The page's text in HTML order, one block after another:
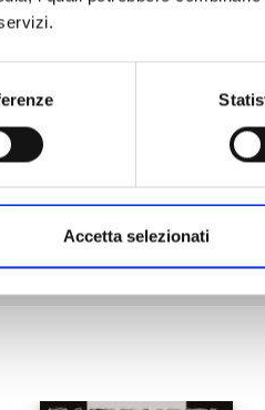
Accetta selezionati